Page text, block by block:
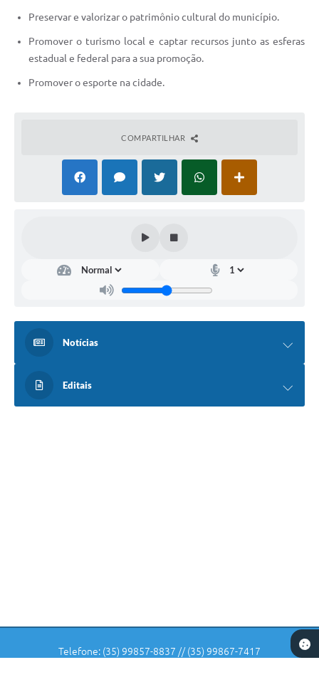
Preservar e valorizar o patrimônio cultural do município.
Promover o turismo local e captar recursos junto as esferas
estadual e federal para a sua promoção.
Promover o esporte na cidade.
COMPARTILHAR
Notícias
Editais
Telefone: (35) 99857-8837 // (35) 99867-7417